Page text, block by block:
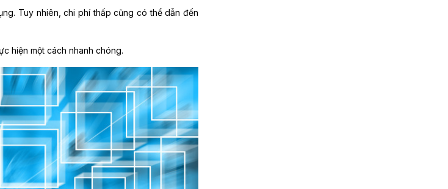
Tuy nhiên, chi phí thấp cũng có thể dẫn đến
hiện một cách nhanh chóng.